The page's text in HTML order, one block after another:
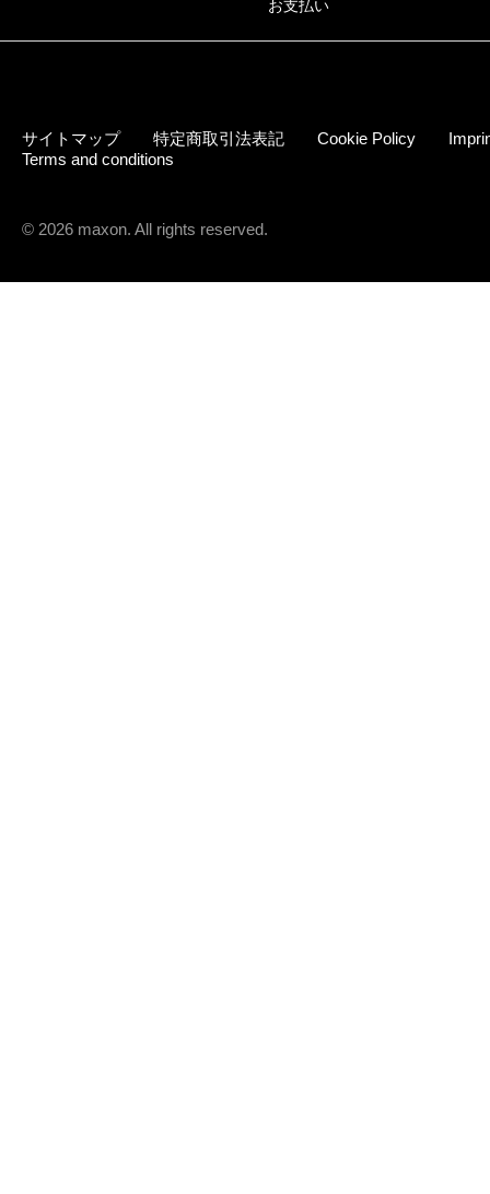
お支払い
サイトマップ 特定商取引法表記 Cookie Policy
Terms and conditions
© 2026 maxon. All rights reserved.